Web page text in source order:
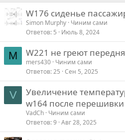
Verdana
W176 сиденье
Simon Murphy Чиним сами
Ответов 5 Июль 8, 2024
M W221 не греют
mers430 Чиним сами
Ответов 25 Сен 5, 2025
V
Увеличение
w164 после перешивки
VadCh Чиним сами
Ответов 9 Авг 28, 2025